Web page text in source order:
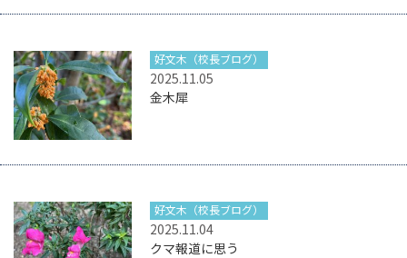
2025.11.05
好文木（校長ブログ）
金木犀
2025.11.04
好文木（校長ブログ）
クマ報道に思う